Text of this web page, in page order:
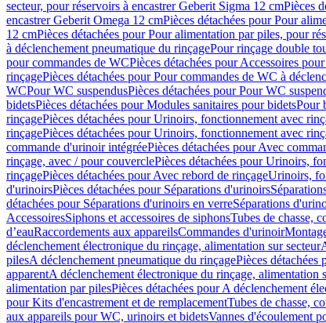
secteur, pour réservoirs à encastrer Geberit Sigma 12 cmPièces
encastrer Geberit Omega 12 cmPièces détachées pour Pour
12 cmPièces détachées pour Pour alimentation par piles, pour
à déclenchement pneumatique du rinçagePour rinçage double
pour commandes de WCPièces détachées pour Accessoires
rinçagePièces détachées pour Pour commandes de WC à
WCPour WC suspendusPièces détachées pour Pour WC
bidetsPièces détachées pour Modules sanitaires pour bidetsPour
rinçagePièces détachées pour Urinoirs, fonctionnement avec
rinçagePièces détachées pour Urinoirs, fonctionnement avec
commande d'urinoir intégréePièces détachées pour Avec
rinçage, avec / pour couverclePièces détachées pour Urinoirs,
rinçagePièces détachées pour Avec rebord de rinçageUrinoirs,
d'urinoirsPièces détachées pour Séparations d'urinoirs
détachées pour Séparations d'urinoirs en verreSéparations
AccessoiresSiphons et accessoires de siphonsTubes de chasse,
d’eauRaccordements aux appareilsCommandes d'urinoir
déclenchement électronique du rinçage, alimentation sur secteur
pilesA déclenchement pneumatique du rinçagePièces détachées
apparentA déclenchement électronique du rinçage, alimentation
alimentation par pilesPièces détachées pour A déclenchement
pour Kits d'encastrement et de remplacementTubes de chasse,
aux appareils pour WC, urinoirs et bidetsVannes d'écoulement